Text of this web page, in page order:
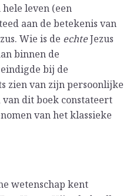
leven (een
aan de betekenis van
Wie is de echteJezus
binnen de
bij de
zien van zijn persoonlijke
dit boek constateert
van het klassieke
wetenschap kent